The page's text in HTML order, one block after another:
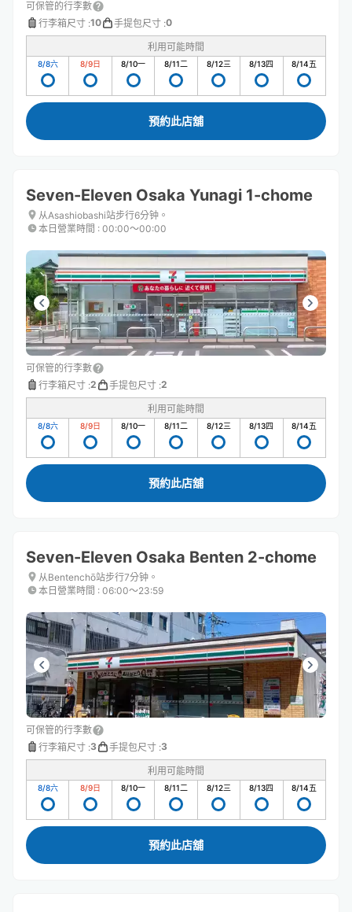
可保管的行李數
行李箱尺寸 :10 手提包尺寸 :0
利用可能時間
8/8六 8/9日 8/10一 8/11二 8/12三 8/13四 8/14五
預約此店舖
Seven-Eleven Osaka Yunagi 1-chome
从Asashiobashi站步行6分钟。
本日營業時間 : 00:00〜00:00
可保管的行李數
行李箱尺寸 :2 手提包尺寸 :2
利用可能時間
8/8六 8/9日 8/10一 8/11二 8/12三 8/13四 8/14五
預約此店舖
Seven-Eleven Osaka Benten 2-chome
从Bentenchō站步行7分钟。
本日營業時間 : 06:00〜23:59
可保管的行李數
行李箱尺寸 :3 手提包尺寸 :3
利用可能時間
8/8六 8/9日 8/10一 8/11二 8/12三 8/13四 8/14五
預約此店舖